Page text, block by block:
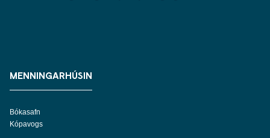
MENNINGARHÚSIN
Bókasafn
Kópavogs